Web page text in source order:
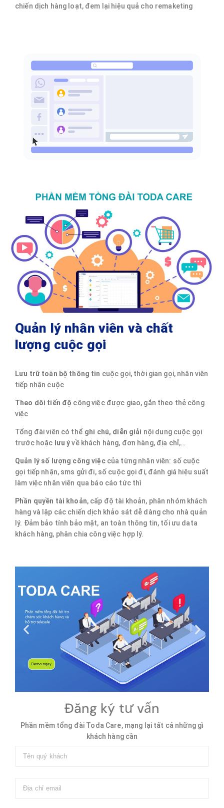
chiến dịch hàng loạt, đem lại hiệu quả cho remaketing
Quản lý nhân viên và chất
lượng cuộc gọi
Lưu trữ toàn bộ thông tin cuộc gọi, thời gian gọi, nhân viên
tiếp nhận cuộc
Theo dõi tiến độ công việc được giao, gắn theo thẻ công
việc
Tổng đài viên có thể ghi chú, diễn giải nội dung cuộc gọi
trước hoặc lưu ývề khách hàng, đơn hàng, địa chỉ,…
Quản lý số lượng công việccủa từng nhân viên: số cuộc
gọi tiếp nhận, sms gửi đi, số cuộc gọi đi, đánh giá hiệu suất
làm việc nhân viên qua báo cáo tức thì
Phần quyền tài khoản, cấp độ tài khoản, phân nhóm khách
hàng và lập các chiến dịch khảo sát dễ dàng cho nhà quản
lý. Đảm bảo tính bảo mật, an toàn thông tin, tối ưu data
khách hàng, phân chia công việc hợp lý.
Đăng ký tư vấn
Phần mềm tổng đài Toda Care, mạng lại tất cả những gì
khách hàng cần